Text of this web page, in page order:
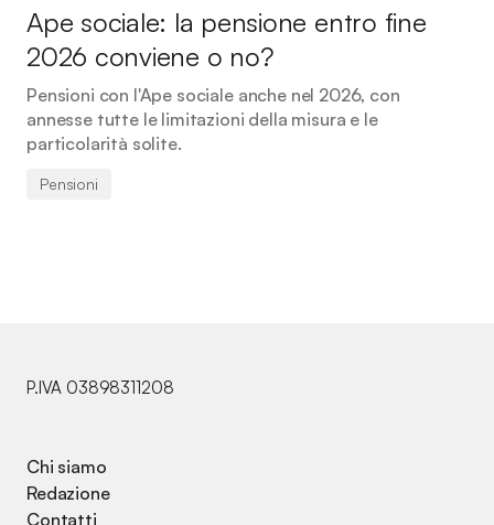
Ape sociale: la pensione entro fine
2026 conviene o no?
Pensioni con l'Ape sociale anche nel 2026, con
annesse tutte le limitazioni della misura e le
particolarità solite.
Pensioni
P.IVA 03898311208
Chi siamo
Redazione
Contatti